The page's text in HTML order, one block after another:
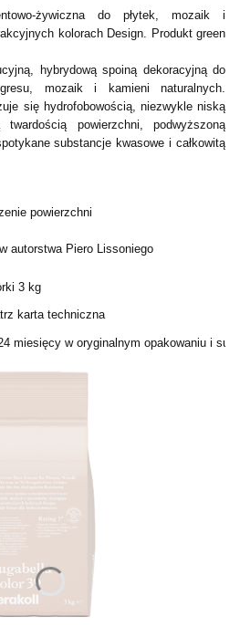
do płytek, mozaik i
kolorach Design. Produkt green
hybrydową spoiną dekoracyjną do
mozaik i kamieni naturalnych.
się hydrofobowością, niezwykle niską
twardością powierzchni, podwyższoną
substancje kwasowe i całkowitą
powierzchni
autorstwa Piero Lissoniego
3 kg
karta techniczna
miesięcy w oryginalnym opakowaniu i